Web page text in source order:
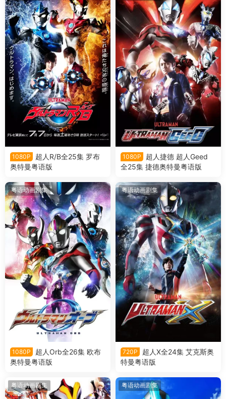
1080P
超人R/B全25集 罗布
奥特曼粤语版
1080P
超人捷德 超人Geed
全25集 捷德奥特曼粤语版
粤语动画剧集
1080P
超人Orb全26集 欧布
奥特曼粤语版
粤语动画剧集
720P
超人X全24集 艾克斯奥
特曼粤语版
粤语动画剧集 粤语动画剧集